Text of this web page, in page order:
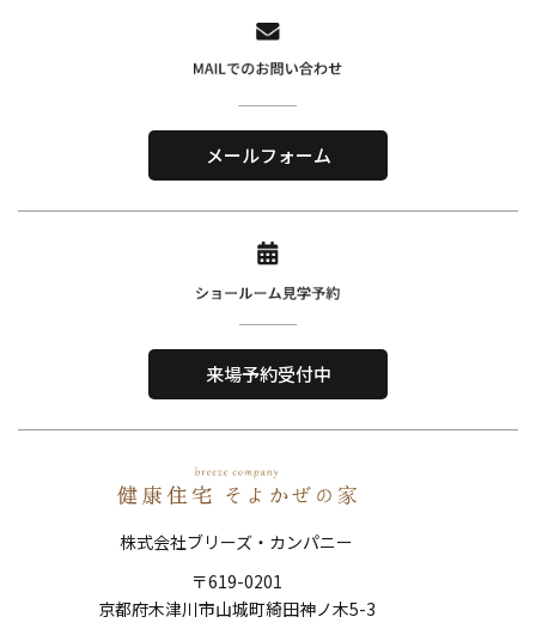
株式会社ブリーズ・カンパニー
〒619-0201
京都府木津川市山城町綺田神ノ木5-3
About Us
私たちについて
選ばれる理由
Performance
住宅性能
Works
施工事例
FAQ
よくある質問
メールフォーム
来場予約受付中
株式会社ブリーズ・カンパニー
〒619-0201
京都府木津川市山城町綺田神ノ木5-3